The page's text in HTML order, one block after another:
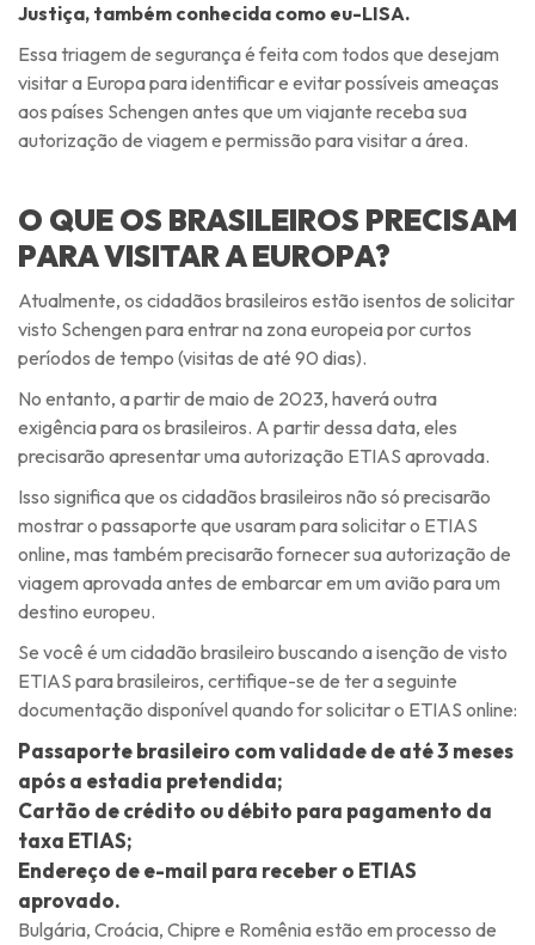
Justiça, também conhecida como eu-LISA.
Essa triagem de segurança é feita com todos que desejam
visitar a Europa para identificar e evitar possíveis ameaças
aos países Schengen antes que um viajante receba sua
autorização de viagem e permissão para visitar a área.
O QUE OS BRASILEIROS PRECISAM
PARA VISITAR A EUROPA?
Atualmente, os cidadãos brasileiros estão isentos de solicitar
visto Schengen para entrar na zona europeia por curtos
períodos de tempo (visitas de até 90 dias).
No entanto, a partir de maio de 2023, haverá outra
exigência para os brasileiros. A partir dessa data, eles
precisarão apresentar uma autorização ETIAS aprovada.
Isso significa que os cidadãos brasileiros não só precisarão
mostrar o passaporte que usaram para solicitar o ETIAS
online, mas também precisarão fornecer sua autorização de
viagem aprovada antes de embarcar em um avião para um
destino europeu.
Se você é um cidadão brasileiro buscando a isenção de visto
ETIAS para brasileiros, certifique-se de ter a seguinte
documentação disponível quando for solicitar o ETIAS online:
Passaporte brasileiro com validade de até 3 meses
após a estadia pretendida;
Cartão de crédito ou débito para pagamento da
taxa ETIAS;
Endereço de e-mail para receber o ETIAS
aprovado.
Bulgária, Croácia, Chipre e Romênia estão em processo de